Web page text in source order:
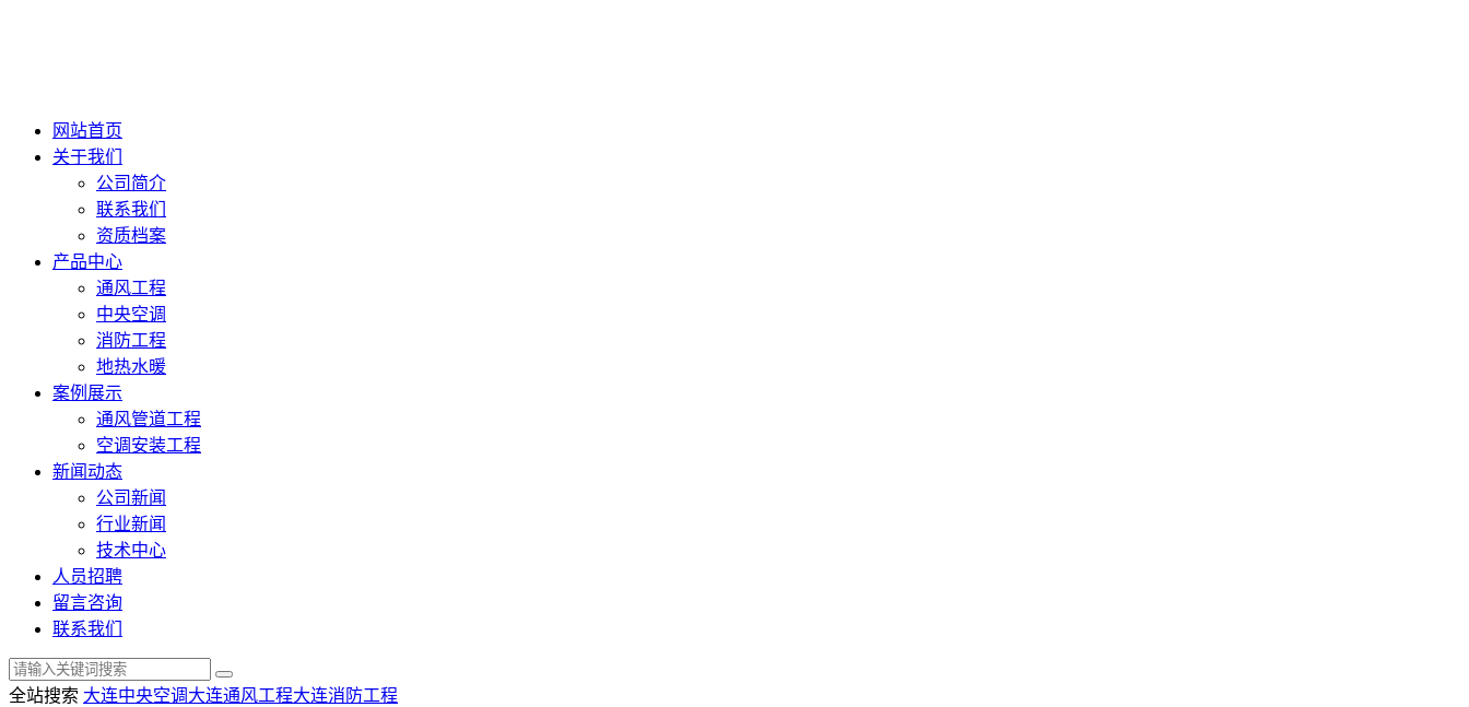
网站首页
关于我们
公司简介
联系我们
资质档案
产品中心
通风工程
中央空调
消防工程
地热水暖
案例展示
通风管道工程
空调安装工程
新闻动态
公司新闻
行业新闻
技术中心
人员招聘
留言咨询
联系我们
全站搜索 大连中央空调 大连通风工程大连消防工程